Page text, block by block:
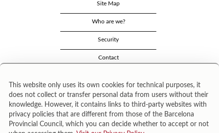
Site Map
Who are we?
Security
Contact
This website only uses its own cookies for technical purposes, it
does not collect or transfer personal data from users without their
knowledge. However, it contains links to third-party websites with
privacy policies that are different from those of the Barcelona
Provincial Council, which you can decide whether to accept or not